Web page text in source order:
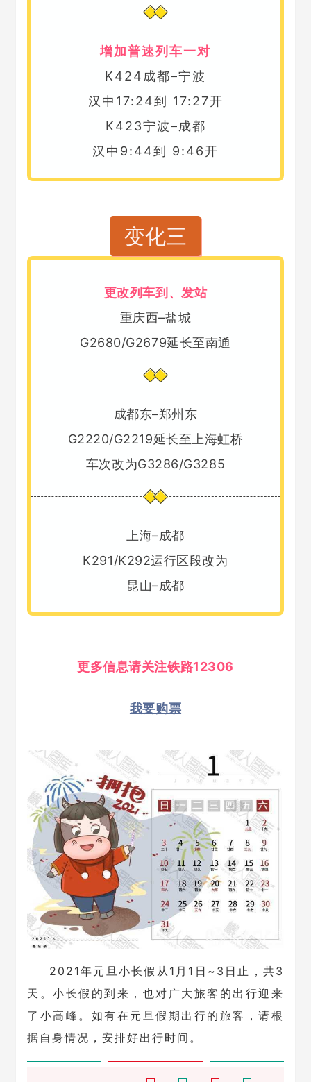
增加普速列车一对
K424成都–宁波
汉中17:24到 17:27开
K423宁波–成都
汉中9:44到 9:46开
变化三
更改列车到、发站
重庆西–盐城
G2680/G2679延长至南通
成都东–郑州东
G2220/G2219延长至上海虹桥
车次改为G3286/G3285
上海–成都
K291/K292运行区段改为
昆山–成都
更多信息请关注铁路12306
我要购票
2021年元旦小长假从1月1日~3日止，共3
天。小长假的到来，也对广大旅客的出行迎来
了小高峰。如有在元旦假期出行的旅客，请根
据自身情况，安排好出行时间。